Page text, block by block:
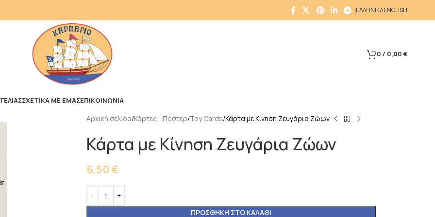
ΕΛΛΗΝΙΚΑENGLISH
0 / 0,00 €
ΣΧΕΤΙΚΑ ΜΕ ΕΜΑΣΕΠΙΚΟΙΝΩΝΙΑ
Αρχική σελίδα Κάρτες - Πόστερ Toy Cards Κάρτα με Κίνηση Ζευγάρια Ζώων
Κάρτα με Κίνηση Ζευγάρια Ζώων
6,50 €
ΠΡΟΣΘΉΚΗ ΣΤΟ ΚΑΛΆΘΙ